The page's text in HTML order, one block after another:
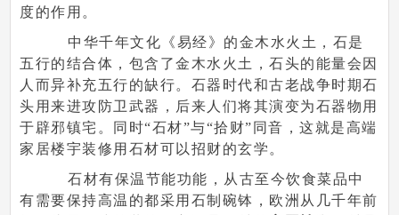
度的作用。
中华千年文化《易经》的金木水火土，石是
五行的结合体，包含了金木水火土，石头的能量会因
人而异补充五行的缺行。石器时代和古老战争时期石
头用来进攻防卫武器，后来人们将其演变为石器物用
于辟邪镇宅。同时“石材”与“拾财”同音，这就是高端
家居楼宇装修用石材可以招财的玄学。
石材有保温节能功能，从古至今饮食菜品中
有需要保持高温的都采用石制碗钵，欧洲从几千年前